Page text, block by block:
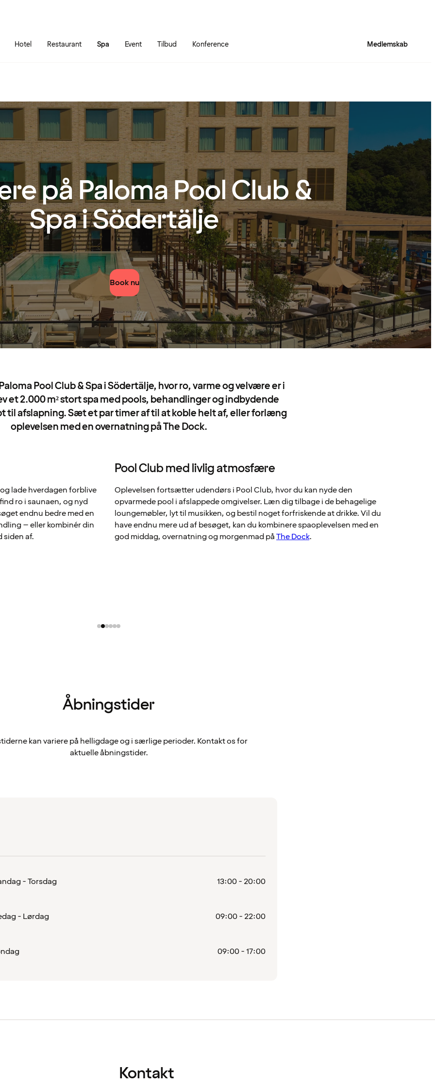
Hotel Restaurant Spa Event Tilbud Konference Medlemskab
på Paloma Pool Club &
Spa i Södertälje
Book nu
Pool Club & Spa i Södertälje, hvor ro, varme og velvære er i
et 2.000 m² stort spa med pools, behandlinger og indbydende
til afslapning. Sæt et par timer af til at koble helt af, eller forlæng
oplevelsen med en overnatning på The Dock.
lade hverdagen forblive
ro i saunaen, og nyd
endnu bedre med en
– eller kombinér din
siden af.
Pool Club med livlig atmosfære
Oplevelsen fortsætter udendørs i Pool Club, hvor du kan nyde den
opvarmede pool i afslappede omgivelser. Læn dig tilbage i de behagelige
loungemøbler, lyt til musikken, og bestil noget forfriskende at drikke. Vil du
have endnu mere ud af besøget, kan du kombinere spaoplevelsen med en
god middag, overnatning og morgenmad påThe Dock.
Åbningstider
kan variere på helligdage og i særlige perioder. Kontakt os for
aktuelle åbningstider.
- Torsdag 13:00 - 20:00
- Lørdag 09:00 - 22:00
09:00 - 17:00
Kontakt